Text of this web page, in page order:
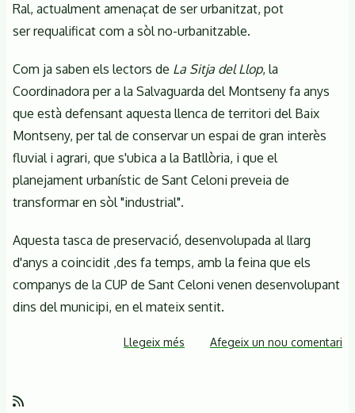
Ral, actualment amenaçat de ser urbanitzat, pot
ser requalificat com a sòl no-urbanitzable.
Com ja saben els lectors de La Sitja del Llop, la
Coordinadora per a la Salvaguarda del Montseny fa anys
que està defensant aquesta llenca de territori del Baix
Montseny, per tal de conservar un espai de gran interès
fluvial i agrari, que s'ubica a la Batllòria, i que el
planejament urbanístic de Sant Celoni preveia de
transformar en sòl "industrial".
Aquesta tasca de preservació, desenvolupada al llarg
d'anys a coincidit ,des fa temps, amb la feina que els
companys de la CUP de Sant Celoni venen desenvolupant
dins del municipi, en el mateix sentit.
Llegeix més sobreAfegeix un nou comentari